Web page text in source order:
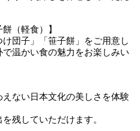
（軽食）】
団子」「笹子餅」をご用意し
温かい食の魅力をお楽しみい
ない日本文化の美しさを体験
残していただけます。